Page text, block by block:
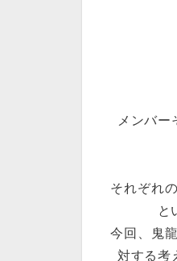
メンバ
それぞれ
と
今回、鬼
対する考